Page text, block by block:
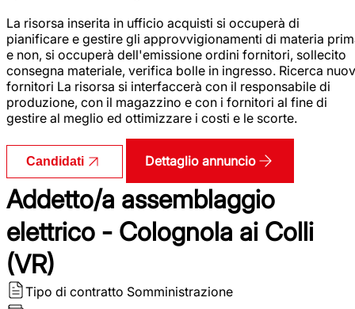
La risorsa inserita in ufficio acquisti si occuperà di
pianificare e gestire gli approvvigionamenti di materia
e non, si occuperà dell'emissione ordini fornitori, sollecito
consegna materiale, verifica bolle in ingresso. Ricerca
fornitori La risorsa si interfaccerà con il responsabile di
produzione, con il magazzino e con i fornitori al fine di
gestire al meglio ed ottimizzare i costi e le scorte.
Candidati Dettaglio annuncio
Addetto/a assemblaggio
elettrico - Colognola ai Colli
(VR)
Tipo di contratto Somministrazione